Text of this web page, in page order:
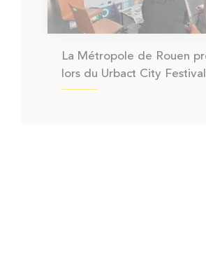
La Métropole de Rouen
lors du Urbact City Festival